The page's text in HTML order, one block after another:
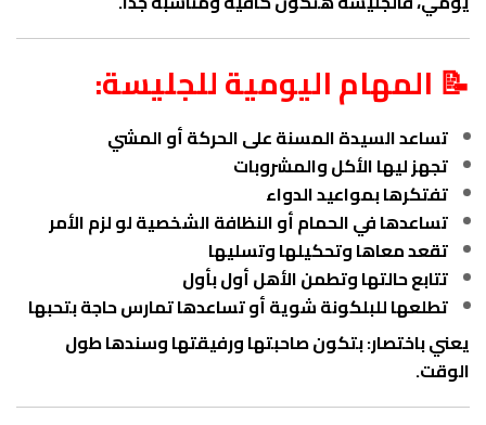
📝 المهام اليومية للجليسة:
تساعد السيدة المسنة على الحركة أو المشي
تجهز ليها الأكل والمشروبات
تفتكرها بمواعيد الدواء
تساعدها في الحمام أو النظافة الشخصية لو لزم الأمر
تقعد معاها وتحكيلها وتسليها
تتابع حالتها وتطمن الأهل أول بأول
تطلعها للبلكونة شوية أو تساعدها تمارس حاجة بتحبها
يعني باختصار: بتكون صاحبتها ورفيقتها وسندها طول
الوقت.